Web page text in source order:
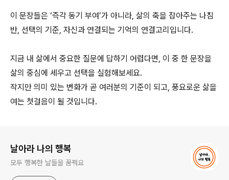
이 문장들은 ‘즉각 동기 부여’가 아니라, 삶의 축을 잡아주는 나침
반, 선택의 기준, 자신과 연결되는 기억의 연결고리입니다.
지금 내 삶에서 중요한 질문에 답하기 어렵다면, 이 중 한 문장을
삶의 중심에 세우고 선택을 실험해보세요.
작지만 의미 있는 변화가 곧 여러분의 기준이 되고, 풍요로운 삶을
여는 첫걸음이 될 것입니다.
날아라 나의 행복
모두 행복한 날들을 꿈꿔요